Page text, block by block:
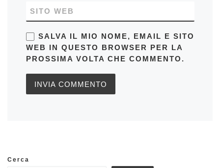
SITO WEB
SALVA IL MIO NOME, EMAIL E SITO
WEB IN QUESTO BROWSER PER LA
PROSSIMA VOLTA CHE COMMENTO.
Cerca